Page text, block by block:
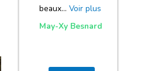
beaux… Voir plus
May-Xy Besnard